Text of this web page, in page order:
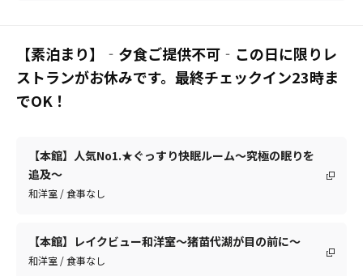
【素泊まり】‐夕食ご提供不可‐この日に限りレ
ストランがお休みです。最終チェックイン23時ま
でOK！
【本館】人気No1.★ぐっすり快眠ルーム～究極の眠りを
追及～
和洋室 / 食事なし
【本館】レイクビュー和洋室～猪苗代湖が目の前に～
和洋室 / 食事なし